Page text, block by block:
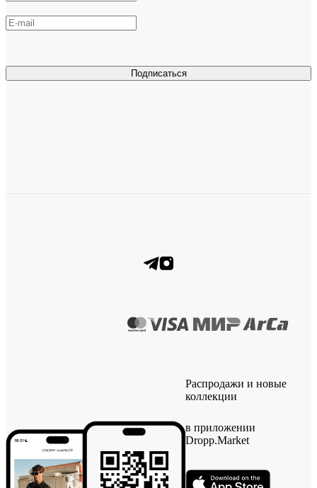
Подписаться
Распродажи и новые
коллекции
в приложении
Dropp.Market